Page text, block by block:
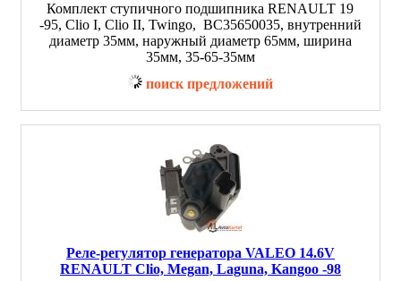
Комплект ступичного подшипника RENAULT 19
-95, Clio I, Clio II, Twingo, BC35650035, внутренний
диаметр 35мм, наружный диаметр 65мм, ширина
35мм, 35-65-35мм
поиск предложений
Реле-регулятор генератора VALEO 14.6V
RENAULT Clio, Megan, Laguna, Kangoo -98